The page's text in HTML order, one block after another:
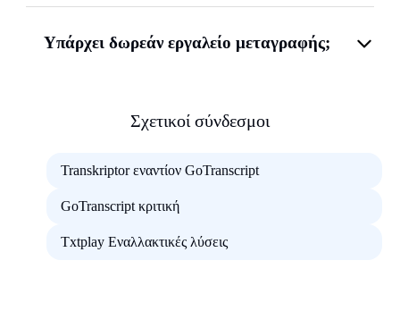
Υπάρχει δωρεάν εργαλείο μεταγραφής;
Σχετικοί σύνδεσμοι
Transkriptor εναντίον GoTranscript
GoTranscript κριτική
Txtplay Εναλλακτικές λύσεις